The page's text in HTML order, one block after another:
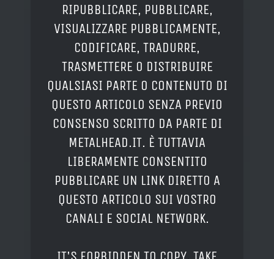
RIPUBBLICARE, PUBBLICARE,
VISUALIZZARE PUBBLICAMENTE,
CODIFICARE, TRADURRE,
TRASMETTERE O DISTRIBUIRE
QUALSIASI PARTE O CONTENUTO DI
QUESTO ARTICOLO SENZA PREVIO
CONSENSO SCRITTO DA PARTE DI
METALHEAD.IT. È TUTTAVIA
LIBERAMENTE CONSENTITO
PUBBLICARE UN LINK DIRETTO A
QUESTO ARTICOLO SUI VOSTRO
CANALI E SOCIAL NETWORK.